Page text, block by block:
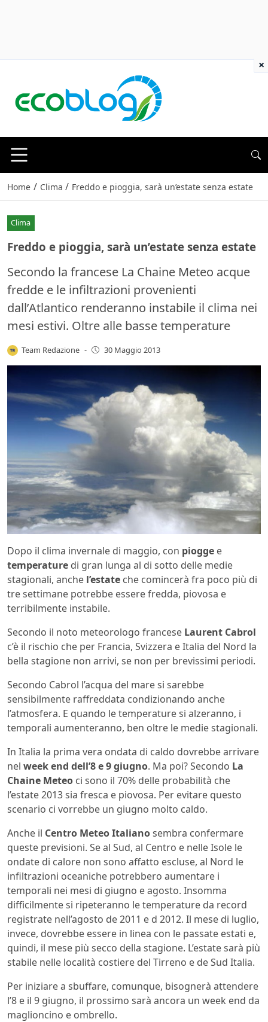
Home / Clima / Freddo e pioggia, sarà un’estate senza estate
Clima
Freddo e pioggia, sarà un’estate senza estate
Secondo la francese La Chaine Meteo acque
fredde e le infiltrazioni provenienti
dall’Atlantico renderanno instabile il clima nei
mesi estivi. Oltre alle basse temperature
Team Redazione - 30 Maggio 2013
Dopo il clima invernale di maggio, con piogge e
temperature di gran lunga al di sotto delle medie
stagionali, anche l’estate che comincerà fra poco più di
tre settimane potrebbe essere fredda, piovosa e
terribilmente instabile.
Secondo il noto meteorologo francese Laurent Cabrol
c’è il rischio che per Francia, Svizzera e Italia del Nord la
bella stagione non arrivi, se non per brevissimi periodi.
Secondo Cabrol l’acqua del mare si sarebbe
sensibilmente raffreddata condizionando anche
l’atmosfera. E quando le temperature si alzeranno, i
temporali aumenteranno, ben oltre le medie stagionali.
In Italia la prima vera ondata di caldo dovrebbe arrivare
nel week end dell’8 e 9 giugno. Ma poi? Secondo La
Chaine Meteo ci sono il 70% delle probabilità che
l’estate 2013 sia fresca e piovosa. Per evitare questo
scenario ci vorrebbe un giugno molto caldo.
Anche il Centro Meteo Italianosembra confermare
queste previsioni. Se al Sud, al Centro e nelle Isole le
ondate di calore non sono affatto escluse, al Nord le
infiltrazioni oceaniche potrebbero aumentare i
temporali nei mesi di giugno e agosto. Insomma
difficilmente si ripeteranno le temperature da record
registrate nell’agosto de 2011 e d 2012. Il mese di luglio,
invece, dovrebbe essere in linea con le passate estati e,
quindi, il mese più secco della stagione. L’estate sarà più
stabile nelle località costiere del Tirreno e de Sud Italia.
Per iniziare a sbuffare, comunque, bisognerà attendere
l’8 e il 9 giugno, il prossimo sarà ancora un week end da
maglioncino e ombrello.
×